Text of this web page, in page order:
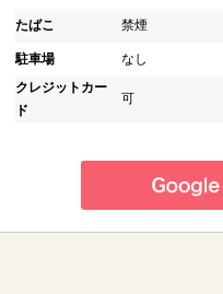
たばこ 禁煙
駐車場
なし
クレジットカー
ド
可